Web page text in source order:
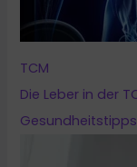
TCM
Die Leber in der
Gesundheitstipps